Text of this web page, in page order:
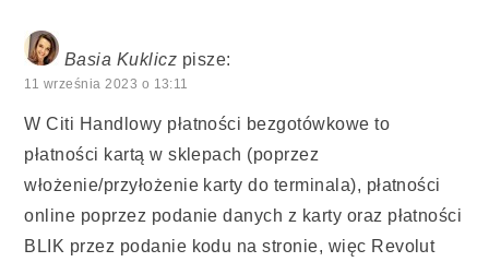
Basia Kuklicz pisze:
11 września 2023 o 13:11
W Citi Handlowy płatności bezgotówkowe to
płatności kartą w sklepach (poprzez
włożenie/przyłożenie karty do terminala), płatności
online poprzez podanie danych z karty oraz płatności
BLIK przez podanie kodu na stronie, więc Revolut